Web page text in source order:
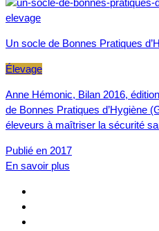
Un socle de Bonnes Pratiques
Élevage
Anne Hémonic, Bilan 2016,
de Bonnes Pratiques d’Hygiène
éleveurs à maîtriser la sécurité
Publié en 2017
En savoir plus